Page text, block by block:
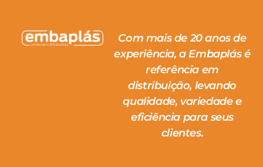
Com mais de 20 anos de
experiência, a Embaplás é
referência em
distribuição, levando
qualidade, variedade e
eficiência para seus
clientes.